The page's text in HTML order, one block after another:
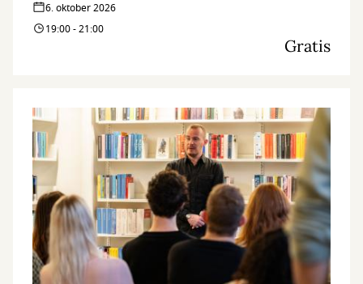
6. oktober 2026
19:00 - 21:00
Gratis